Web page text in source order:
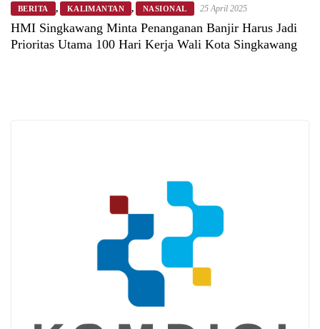
BERITA , KALIMANTAN , NASIONAL 25 April 2025
HMI Singkawang Minta Penanganan Banjir Harus Jadi
Prioritas Utama 100 Hari Kerja Wali Kota Singkawang